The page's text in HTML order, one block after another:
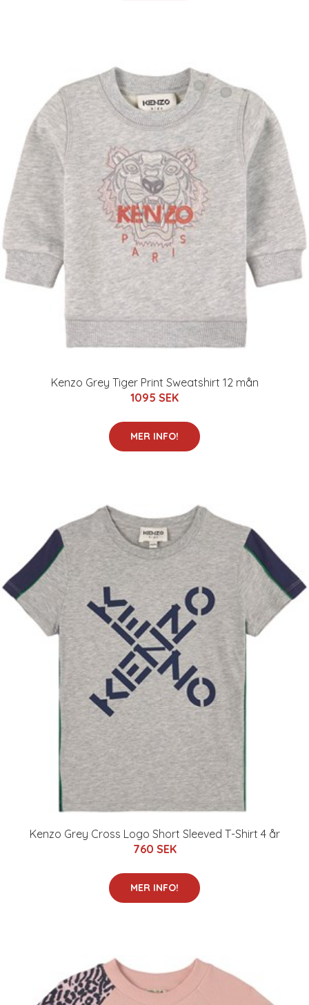
Kenzo Grey Tiger Print Sweatshirt 12 mån
1095 SEK
MER INFO!
Kenzo Grey Cross Logo Short Sleeved T-Shirt 4 år
760 SEK
MER INFO!